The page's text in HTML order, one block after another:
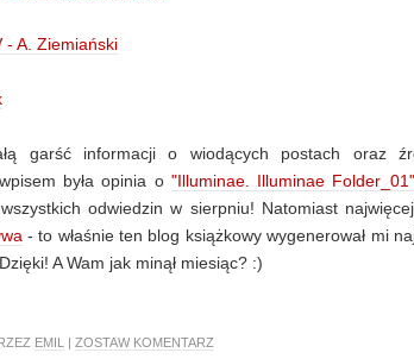
- A. Ziemiański
garść informacji o wiodących postach oraz
była opinia o "Illuminae. Illuminae
odwiedzin w sierpniu! Natomiast
- to właśnie ten blog książkowy wygenerował mi
A Wam jak minął miesiąc? :)
EMIL | ZOSTAW KOMENTARZ